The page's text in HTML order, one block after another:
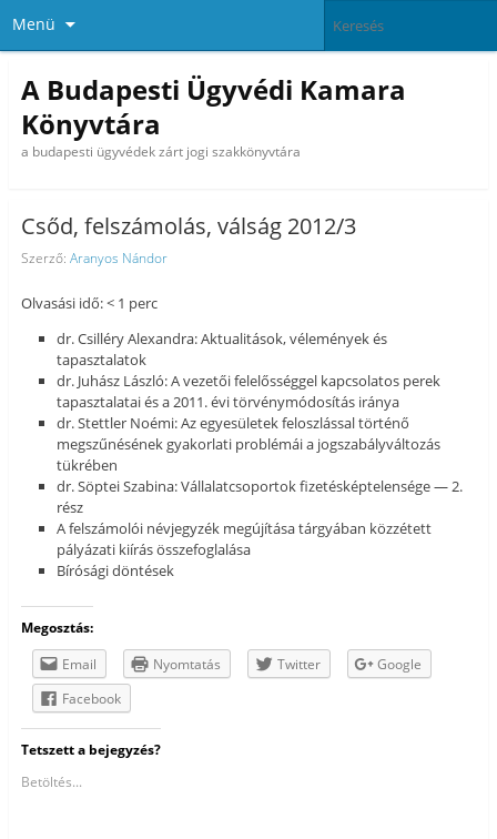
Menü
A Budapesti Ügyvédi Kamara
Könyvtára
a budapesti ügyvédek zárt jogi szakkönyvtára
Csőd, felszámolás, válság 2012/3
Szerző: Aranyos Nándor
Olvasási idő: < 1 perc
dr. Csilléry Alexandra: Aktualitások, vélemények és
tapasztalatok
dr. Juhász László: A vezetői felelősséggel kapcsolatos perek
tapasztalatai és a 2011. évi törvénymódosítás iránya
dr. Stettler Noémi: Az egyesületek feloszlással történő
megszűnésének gyakorlati problémái a jogszabályváltozás
tükrében
dr. Söptei Szabina: Vállalatcsoportok fizetésképtelensége — 2.
rész
A felszámolói névjegyzék megújítása tárgyában közzétett
pályázati kiírás összefoglalása
Bírósági döntések
Megosztás:
Email
Nyomtatás Twitter
Google
Facebook
Tetszett a bejegyzés?
Betöltés...